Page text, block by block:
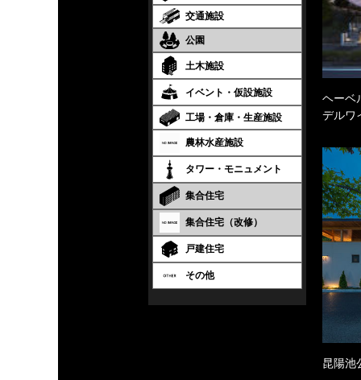
交通施設
公園
土木施設
イベント・仮設施設
工場・倉庫・生産施設
農林水産施設
タワー・モニュメント
集合住宅
集合住宅（改修）
戸建住宅
その他
ヘーベ
デルワ
昆陽